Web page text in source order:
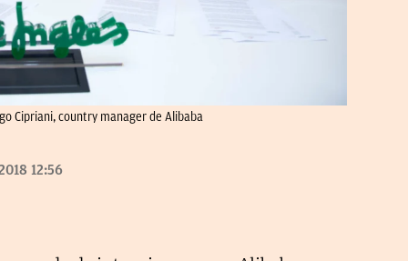
Cipriani, country manager de Alibaba
12:56